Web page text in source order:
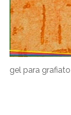
gel para grafiato